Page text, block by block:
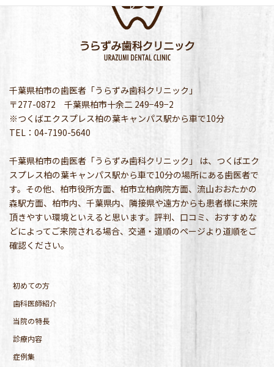
千葉県柏市の歯医者「うらずみ歯科クリニック」
〒277-0872 千葉県柏市十余二 249−49−2
※つくばエクスプレス柏の葉キャンパス駅から車で10分
TEL：04-7190-5640
千葉県柏市の歯医者「うらずみ歯科クリニック」 は、つくばエク
スプレス柏の葉キャンパス駅から車で10分の場所にある歯医者で
す。その他、柏市役所方面、柏市立柏病院方面、流山おおたかの
森駅方面、柏市内、千葉県内、隣接県や遠方からも患者様に来院
頂きやすい環境といえると思います。評判、口コミ、おすすめな
どによってご来院される場合、交通・道順のページより道順をご
確認ください。
初めての方
歯科医師紹介
当院の特長
診療内容
症例集